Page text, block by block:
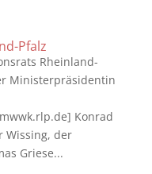
Pfalz
Rheinland-
Ministerpräsidentin
Konrad
Wissing, der
Griese...